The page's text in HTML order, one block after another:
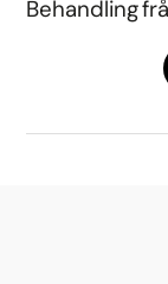
Behandling